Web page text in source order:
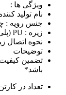
ویژگی ها :
نام تولید
جنس رویه :
زیره : PU (پلی یورتان)
نحوه اتصال
توضیحات
تضمین
باشد*
تعداد در